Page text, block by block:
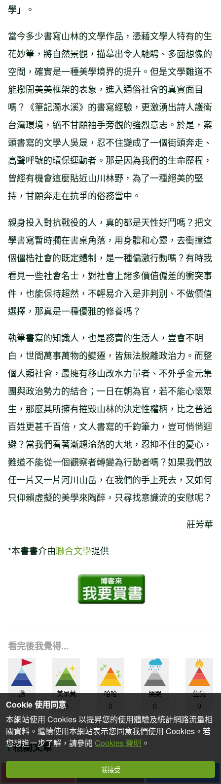
學」。
當今多少書寫山林的文學作品，憑藉文學人特有的生
花妙筆，將自然景觀，描摹出令人馳騁、多面想像的
空間，確實是一種美學境界的提升。但是文學難道不
能撥開美美框架的表象，進入通俗社會的真實面目
嗎？《筆記濁水溪》的書寫經驗，更激湧出詩人護衛
台灣環境，絕不甘願袖手旁觀的強烈意志。於是，案
頭書寫的文學人吳晟，忍不住變成了一個街頭奔走、
高聲呼號的環保運動者。那是因為我們的生命歷程，
曾經有機會這麼貼近山川林野，為了一種絕美的堅
持，甘願奔走在抗爭的俗務當中。
親身投入對抗戰役的人，真的都是天性好鬥嗎？把文
學書寫暫時擱在書桌角落，用身體和心靈，去衝撞這
個僵梏社會的既定體制，是一種偏激行動嗎？有時我
看見一些社會名士，對社會上諸多價值偏差的衝突事
件，也能保持超然，不輕易介入是非判別、不做價值
選擇，那真是一種優雅的修養嗎？
執筆書寫的知識人，也是務實的生活人，豈會不明
白，世間萬事萬物的變遷，皆無法脫離政治力。而整
個人類社會，最擁有移山改水力量者、不外乎金元集
團與政治勢力的結合；一日在朝為官，若不能心懷眾
生，那麼其所擁有摧毀山林的決定性權柄，比之普通
百姓更甚千百倍，文人書寫的千鈞筆力，豈可悄悄迴
避？當我們看著漸趨淪落的大地，忍抑不住的憂心，
難道不能從一個觀察者轉變為行動者嗎？如果我們放
任一片又一片河川山岳，在我們的手上死去，又如何
只仰賴虛擬的美學來陶醉，只尋找意識流的安慰呢？
莊芳華
*本書書介由聯合文學提供
看完後我覺得...
讚
0
美呆惹
0
哈哈
0
哭哭
0
生氣
0
相關文章
下一篇
Cookie 使用同意
本網站使用 Cookies 以提昇您的使用體驗及統計網路流量相
關資料。繼續使用本網站表示您同意我們使用 Cookies。若
您想進一步了解，請參閱 Cookies 聲明 。
我接受